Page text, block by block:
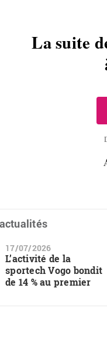
La suite
17/07/2026
L’activité de la
sportech Vogo bondit
de 14 % au premier